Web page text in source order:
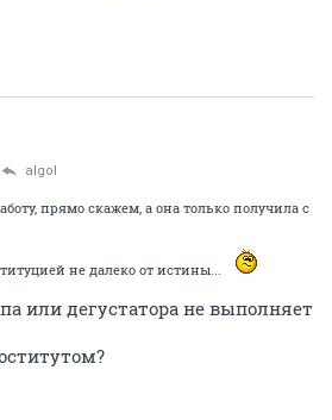
algol
прямо скажем, а она только получила с
не далеко от истины...
или дегустатора не выполняет